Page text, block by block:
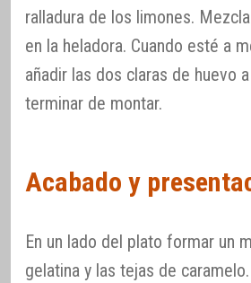
ralladura de los limones.
en la heladora. Cuando esté a
añadir las dos claras de huevo
terminar de montar.
Acabado y
En un lado del plato formar un
gelatina y las tejas de